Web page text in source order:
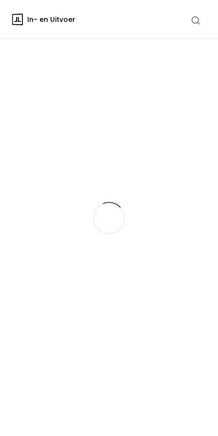
In- en Uitvoer